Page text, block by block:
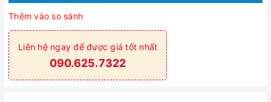
Thêm vào so sánh
Liên hệ ngay để được giá tốt nhất
090.625.7322